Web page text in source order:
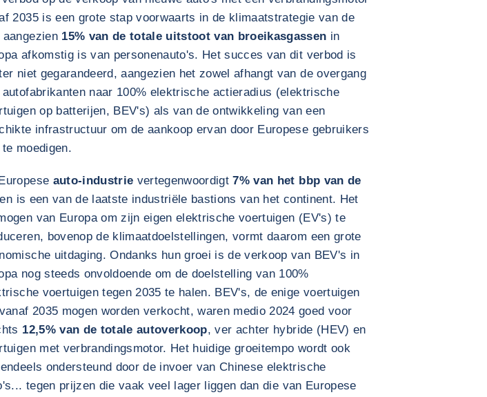
2035 is een grote stap voorwaarts in de klimaatstrategie van de
aangezien 15% van de totale uitstoot van broeikasgassen in
afkomstig is van personenauto's. Het succes van dit verbod is
niet gegarandeerd, aangezien het zowel afhangt van de overgang
autofabrikanten naar 100% elektrische actieradius (elektrische
op batterijen, BEV's) als van de ontwikkeling van een
infrastructuur om de aankoop ervan door Europese gebruikers
te moedigen.
auto-industrie vertegenwoordigt7% van het bbp van de
en is een van de laatste industriële bastions van het continent. Het
van Europa om zijn eigen elektrische voertuigen (EV's) te
bovenop de klimaatdoelstellingen, vormt daarom een grote
uitdaging. Ondanks hun groei is de verkoop van BEV's in
nog steeds onvoldoende om de doelstelling van 100%
voertuigen tegen 2035 te halen. BEV's, de enige voertuigen
2035 mogen worden verkocht, waren medio 2024 goed voor
12,5% van de totale autoverkoop, ver achter hybride (HEV) en
met verbrandingsmotor. Het huidige groeitempo wordt ook
ondersteund door de invoer van Chinese elektrische
tegen prijzen die vaak veel lager liggen dan die van Europese